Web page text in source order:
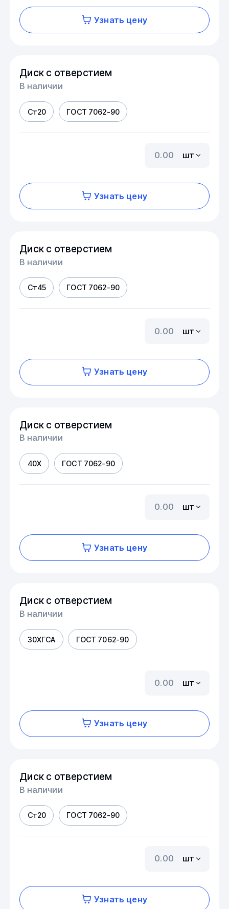
Узнать цену
Диск с отверстием
В наличии
Ст20 ГОСТ 7062-90
шт
Узнать цену
Диск с отверстием
В наличии
Ст45 ГОСТ 7062-90
шт
Узнать цену
Диск с отверстием
В наличии
40Х ГОСТ 7062-90
шт
Узнать цену
Диск с отверстием
В наличии
30ХГСА ГОСТ 7062-90
шт
Узнать цену
Диск с отверстием
В наличии
Ст20 ГОСТ 7062-90
шт
Узнать цену